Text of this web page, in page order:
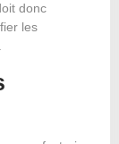
donc
les